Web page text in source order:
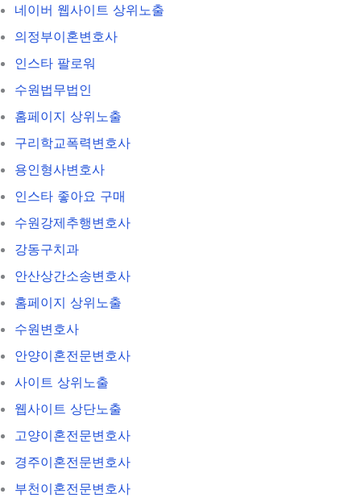
네이버 웹사이트 상위노출
의정부이혼변호사
인스타 팔로워
수원법무법인
홈페이지 상위노출
구리학교폭력변호사
용인형사변호사
인스타 좋아요 구매
수원강제추행변호사
강동구치과
안산상간소송변호사
홈페이지 상위노출
수원변호사
안양이혼전문변호사
사이트 상위노출
웹사이트 상단노출
고양이혼전문변호사
경주이혼전문변호사
부천이혼전문변호사